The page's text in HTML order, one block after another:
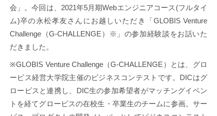
会」。今回は、2021年5月期Webエンジニアコース(フルタイ
ム)卒の永松孝友さんにお越しいただき「GLOBIS Venture
Challenge（G-CHALLENGE）※」の参加経験談をお話いた
だきました。
※GLOBIS Venture Challenge（G-CHALLENGE）とは、グロ
ービス経営大学院主催のビジネスコンテストです。DICはグ
ロービスと連携し、DIC生の参加希望者がマッチングイベン
トを経てグロービスの在校生・卒業生のチームに参画。サー